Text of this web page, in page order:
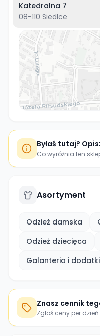
Katedralna 7
08-110 Siedlce
Byłaś tutaj?
Co wyróżnia ten
Asortyment
Odzież damska
Odzież dziecięca
Galanteria i dodatki
Znasz cennik
Zgłoś ceny per dzień